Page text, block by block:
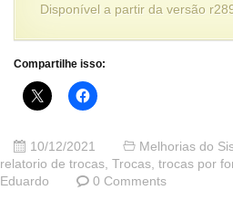
Disponível a partir da versão
Compartilhe isso:
10/12/2021 Melhorias do
relatorio de trocas Trocas trocas por
Eduardo
0 Comments